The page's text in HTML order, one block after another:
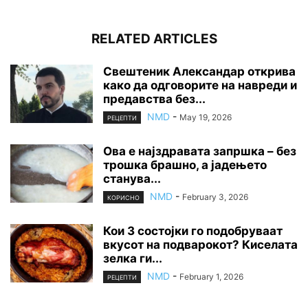
RELATED ARTICLES
Свештеник Александар открива
како да одговорите на навреди и
предавства без...
РЕЦЕПТИ NMD - May 19, 2026
Ова е најздравата запршка – без
трошка брашно, а јадењето
станува...
КОРИСНО NMD - February 3, 2026
Кои 3 состојки го подобруваат
вкусот на подварокот? Киселата
зелка ги...
РЕЦЕПТИ NMD - February 1, 2026